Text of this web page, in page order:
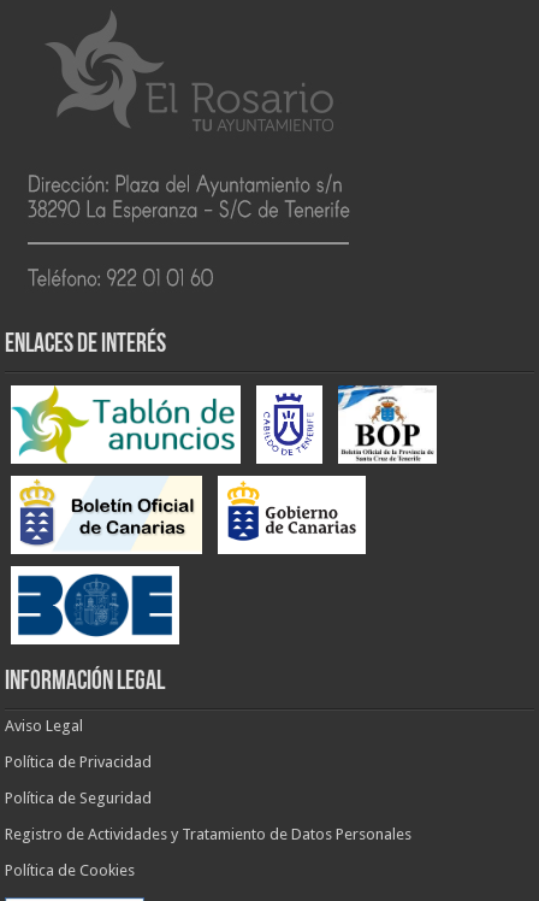
ENLACES DE INTERÉS
INFORMACIÓN LEGAL
Aviso Legal
Política de Privacidad
Política de Seguridad
Registro de Actividades y Tratamiento de Datos Personales
Política de Cookies